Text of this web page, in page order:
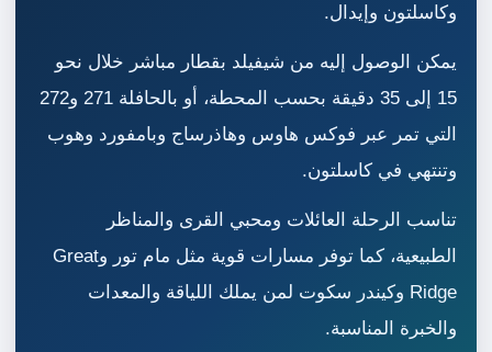
وكاسلتون وإيدال.
يمكن الوصول إليه من شيفيلد بقطار مباشر خلال نحو
15 إلى 35 دقيقة بحسب المحطة، أو بالحافلة 271 و272
التي تمر عبر فوكس هاوس وهاذرساج وبامفورد وهوب
وتنتهي في كاسلتون.
تناسب الرحلة العائلات ومحبي القرى والمناظر
الطبيعية، كما توفر مسارات قوية مثل مام تور وGreat
Ridge وكيندر سكوت لمن يملك اللياقة والمعدات
والخبرة المناسبة.